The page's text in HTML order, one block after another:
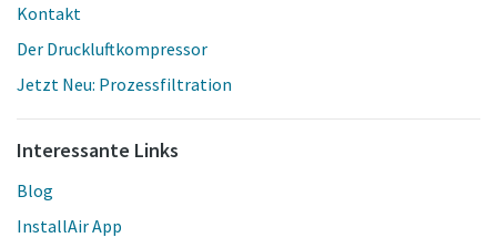
Kontakt
Der Druckluftkompressor
Jetzt Neu: Prozessfiltration
Interessante Links
Blog
InstallAir App